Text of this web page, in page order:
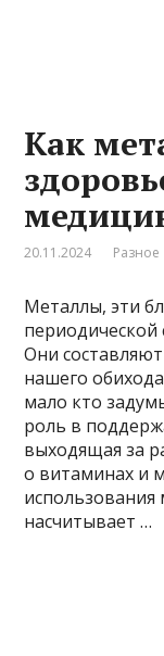
Как
20.11.2024 Разное
Металлы, эти
Они
нашего
мало кто
роль в
выходящая за
о витаминах и
насчитывает …